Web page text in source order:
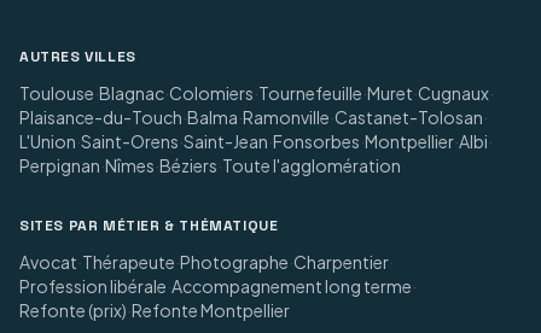
AUTRES VILLES
Toulouse·Blagnac·Colomiers·Tournefeuille·Muret·Cugnaux·
Plaisance-du-Touch·Balma·Ramonville·Castanet-Tolosan·
L'Union·Saint-Orens·Saint-Jean·Fonsorbes·Montpellier·Albi·
Perpignan·Nîmes·Béziers·Toute l'agglomération
SITES PAR MÉTIER & THÉMATIQUE
Avocat·Thérapeute·Photographe·Charpentier·
Profession libérale·Accompagnement long terme·
Refonte (prix)·Refonte Montpellier